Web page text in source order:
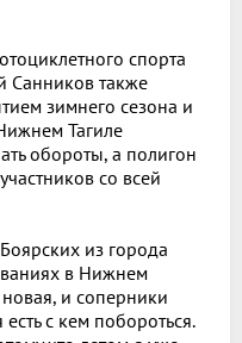
спорта
Санников также
зимнего сезона и
Тагиле
обороты, а полигон
со всей
из города
в Нижнем
и соперники
с кем побороться.